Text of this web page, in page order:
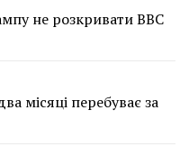
не розкривати BBC
місяці перебуває за